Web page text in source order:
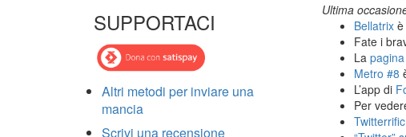
SUPPORTACI
Altri metodi per inviare una
mancia
Scrivi una recensione
Ultima
Bellatrix
Fate i
La pagina
Metro #8
L’app di
Per